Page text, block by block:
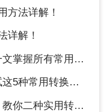
方法详解！
详解！
所有常用方法！
常用转换方法！
种实用转换方法！